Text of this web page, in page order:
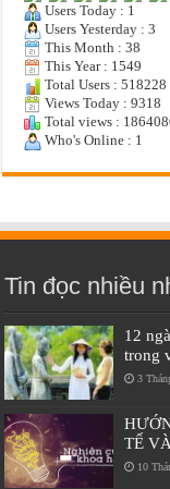
Users Today : 1
Users Yesterday : 3
This Month : 38
This Year : 1549
Total Users : 518228
Views Today : 9318
Total views :
Who's Online : 1
Tin đọc nhiều
12
trong
3
TẾ
10